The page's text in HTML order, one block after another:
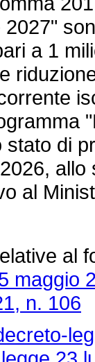
a 1
di
al
al
maggio
n. 106